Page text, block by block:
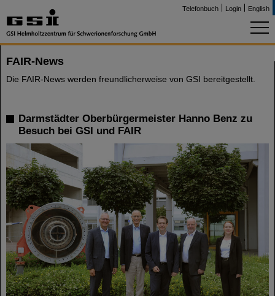
Telefonbuch Login English
FAIR-News
Die FAIR-News werden freundlicherweise von GSI bereitgestellt.
Darmstädter Oberbürgermeister Hanno Benz zu
Besuch bei GSI und FAIR